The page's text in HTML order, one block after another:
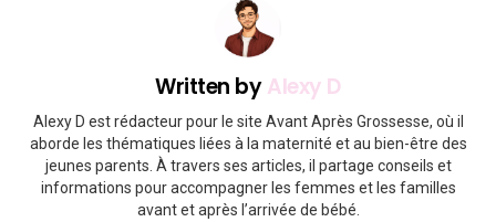
Written byAlexy D
Alexy D est rédacteur pour le site Avant Après Grossesse, où il
aborde les thématiques liées à la maternité et au bien-être des
jeunes parents. À travers ses articles, il partage conseils et
informations pour accompagner les femmes et les familles
avant et après l’arrivée de bébé.